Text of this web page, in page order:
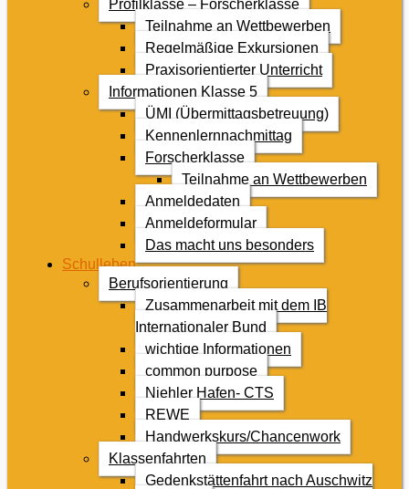
Profilklasse – Forscherklasse
Teilnahme an Wettbewerben
Regelmäßige Exkursionen
Praxisorientierter Unterricht
Informationen Klasse 5
ÜMI (Übermittagsbetreuung)
Kennenlernnachmittag
Forscherklasse
Teilnahme an Wettbewerben
Anmeldedaten
Anmeldeformular
Das macht uns besonders
Schulleben
Berufsorientierung
Zusammenarbeit mit dem IB
Internationaler Bund
wichtige Informationen
common purpose
Niehler Hafen- CTS
REWE
Handwerkskurs/Chancenwork
Klassenfahrten
Gedenkstättenfahrt nach Auschwitz